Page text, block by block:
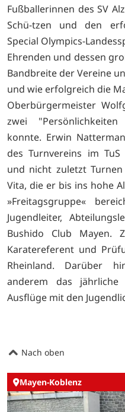
Fußballerinnen des SV
Schü-tzen und den
Special Olympics-
Ehrenden und dessen
Bandbreite der Vereine
und wie erfolgreich die
Oberbürgermeister
zwei
konnte. Erwin
des Turnvereins im TuS
und nicht zuletzt
Vita, die er bis ins hohe
»Freitagsgruppe«
Jugendleiter,
Bushido Club Mayen.
Karatereferent und
Rheinland. Darüber
anderem das
Ausflüge mit den
Nach oben
Mayen-Koblenz